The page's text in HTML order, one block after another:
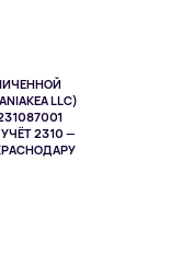
LLC)
2310 —